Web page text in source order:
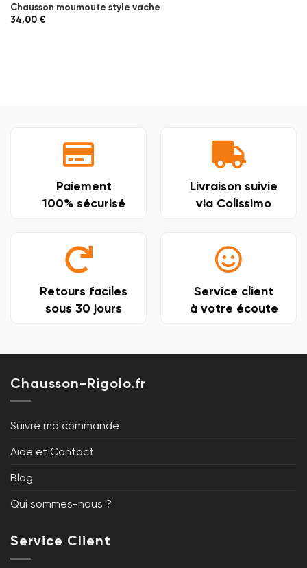
Chausson moumoute style vache
34,00 €
Paiement
100% sécurisé
Livraison suivie
via Colissimo
Retours faciles
sous 30 jours
Service client
à votre écoute
Chausson-Rigolo.fr
Suivre ma commande
Aide et Contact
Blog
Qui sommes-nous ?
Service Client